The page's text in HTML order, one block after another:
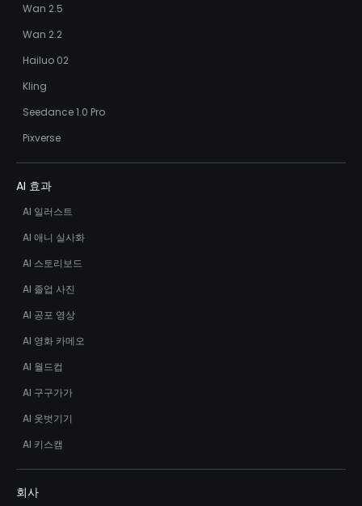
Wan 2.5
Wan 2.2
Hailuo 02
Kling
Seedance 1.0 Pro
Pixverse
AI 효과
AI 일러스트
AI 애니 실사화
AI 스토리보드
AI 졸업 사진
AI 공포 영상
AI 영화 카메오
AI 월드컵
AI 구구가가
AI 옷벗기기
AI 키스캠
회사